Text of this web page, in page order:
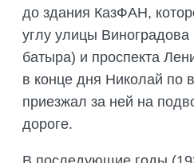
до здания КазФАН,
углу улицы
батыра) и проспекта
в конце дня Николай по
приезжал за ней на
дороге.